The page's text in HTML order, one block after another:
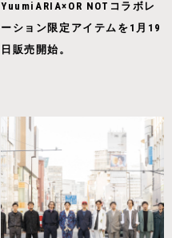
YuumiARIA×OR NOTコラボレ
ーション限定アイテムを1月19
日販売開始。